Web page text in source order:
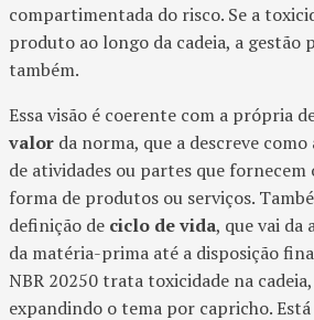
compartimentada do risco. Se a
produto ao longo da cadeia, a gestão
também.
Essa visão é coerente com a própria
valor da norma, que a descreve
de atividades ou partes que
forma de produtos ou serviços.
definição de ciclo de vida, que vai da
da matéria-prima até a disposição
NBR 20250 trata toxicidade na
expandindo o tema por capricho.